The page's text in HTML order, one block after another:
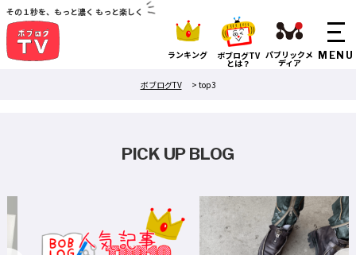
その１秒を、もっと濃く もっと楽しく
ランキング ボブログTV
とは？
パブリックメ
ディア
ボブログTV
> top3
PICK UP BLOG